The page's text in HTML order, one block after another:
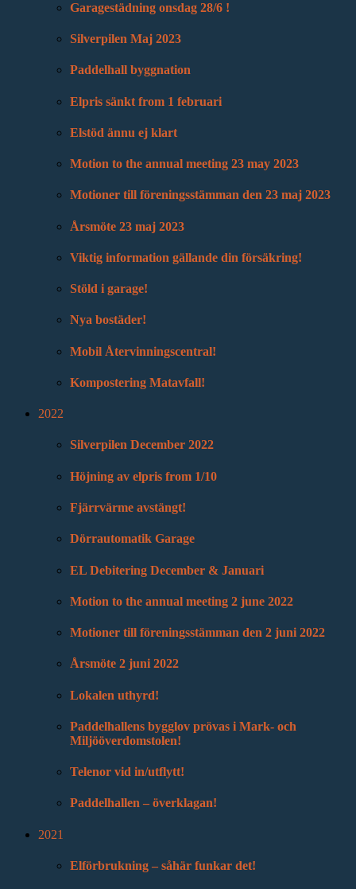
Garagestädning onsdag 28/6 !
Silverpilen Maj 2023
Paddelhall byggnation
Elpris sänkt from 1 februari
Elstöd ännu ej klart
Motion to the annual meeting 23 may 2023
Motioner till föreningsstämman den 23 maj 2023
Årsmöte 23 maj 2023
Viktig information gällande din försäkring!
Stöld i garage!
Nya bostäder!
Mobil Återvinningscentral!
Kompostering Matavfall!
2022
Silverpilen December 2022
Höjning av elpris from 1/10
Fjärrvärme avstängt!
Dörrautomatik Garage
EL Debitering December & Januari
Motion to the annual meeting 2 june 2022
Motioner till föreningsstämman den 2 juni 2022
Årsmöte 2 juni 2022
Lokalen uthyrd!
Paddelhallens bygglov prövas i Mark- och
Miljööverdomstolen!
Telenor vid in/utflytt!
Paddelhallen – överklagan!
2021
Elförbrukning – såhär funkar det!